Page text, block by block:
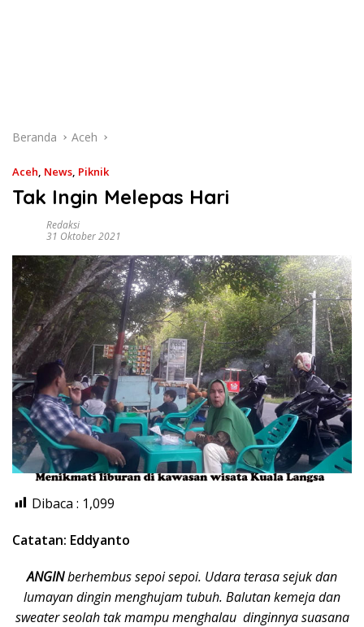
Beranda Aceh
Aceh, News, Piknik
Tak Ingin Melepas Hari
Redaksi
31 Oktober 2021
Dibaca : 1,099
Catatan: Eddyanto
ANGINberhembus sepoi sepoi. Udara terasa sejuk dan
lumayan dingin menghujam tubuh. Balutan kemeja dan
sweater seolah tak mampu menghalau dinginnya suasana